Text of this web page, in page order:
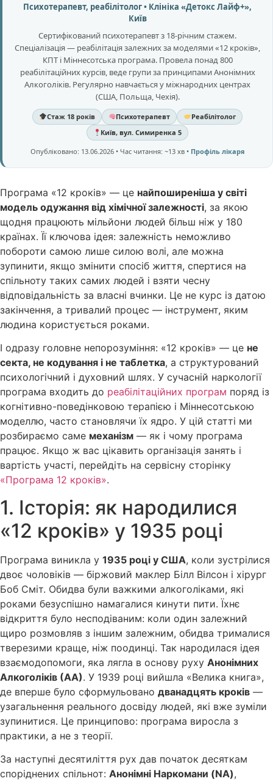
Психотерапевт, реабілітолог • Клініка «Детокс Лайф+»,
Київ
Сертифікований психотерапевт з 18-річним стажем.
Спеціалізація — реабілітація залежних за моделями «12 кроків»,
КПТ і Міннесотська програма. Провела понад 800
реабілітаційних курсів, веде групи за принципами Анонімних
Алкоголіків. Регулярно навчається у міжнародних центрах
(США, Польща, Чехія).
Стаж 18 років Психотерапевт
Реабілітолог
Київ, вул. Симиренка 5
Опубліковано: 13.06.2026 • Час читання: ~13 хв • Профіль лікаря
Програма «12 кроків» — це найпоширеніша у світі
модель одужання від хімічної залежності, за якою
щодня працюють мільйони людей більш ніж у 180
країнах. Її ключова ідея: залежність неможливо
побороти самою лише силою волі, але можна
зупинити, якщо змінити спосіб життя, спертися на
спільноту таких самих людей і взяти чесну
відповідальність за власні вчинки. Це не курс із датою
закінчення, а тривалий процес — інструмент, яким
людина користується роками.
І одразу головне непорозуміння: «12 кроків» — це не
секта, не кодування і не таблетка, а структурований
психологічний і духовний шлях. У сучасній наркології
програма входить до реабілітаційних програм поряд із
когнітивно-поведінковою терапією і Міннесотською
моделлю, часто становлячи їх ядро. У цій статті ми
розбираємо саме механізм — як і чому програма
працює. Якщо ж вас цікавить організація занять і
вартість участі, перейдіть на сервісну сторінку
«Програма 12 кроків».
1. Історія: як народилися
«12 кроків» у 1935 році
Програма виникла у 1935 році у США, коли зустрілися
двоє чоловіків — біржовий маклер Білл Вілсон і хірург
Боб Сміт. Обидва були важкими алкоголіками, які
роками безуспішно намагалися кинути пити. Їхнє
відкриття було несподіваним: коли один залежний
щиро розмовляв з іншим залежним, обидва трималися
тверезими краще, ніж поодинці. Так народилася ідея
взаємодопомоги, яка лягла в основу руху Анонімних
Алкоголіків (АА). У 1939 році вийшла «Велика книга»,
де вперше було сформульовано дванадцять кроків —
узагальнення реального досвіду людей, які вже зуміли
зупинитися. Це принципово: програма виросла з
практики, а не з теорії.
За наступні десятиліття рух дав початок десяткам
споріднених спільнот: Анонімні Наркомани (NA),